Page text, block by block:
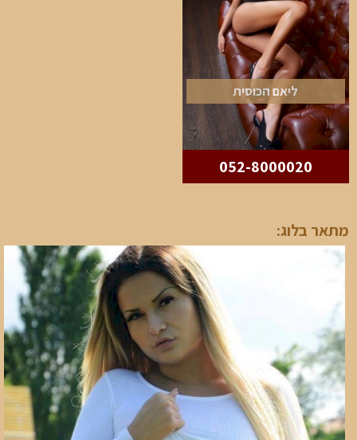
ליאם הכוסית
052-8000020
מתאר בלוג: